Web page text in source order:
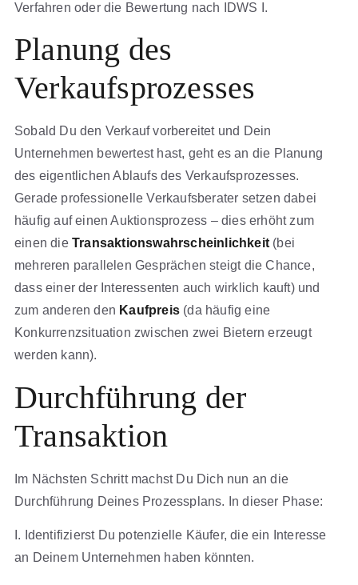
Verfahren oder die Bewertung nach IDWS I.
Planung des
Verkaufsprozesses
Sobald Du den Verkauf vorbereitet und Dein
Unternehmen bewertest hast, geht es an die Planung
des eigentlichen Ablaufs des Verkaufsprozesses.
Gerade professionelle Verkaufsberater setzen dabei
häufig auf einen Auktionsprozess – dies erhöht zum
einen die Transaktionswahrscheinlichkeit(bei
mehreren parallelen Gesprächen steigt die Chance,
dass einer der Interessenten auch wirklich kauft) und
zum anderen den Kaufpreis(da häufig eine
Konkurrenzsituation zwischen zwei Bietern erzeugt
werden kann).
Durchführung der
Transaktion
Im Nächsten Schritt machst Du Dich nun an die
Durchführung Deines Prozessplans. In dieser Phase:
I. Identifizierst Du potenzielle Käufer, die ein Interesse
an Deinem Unternehmen haben könnten.